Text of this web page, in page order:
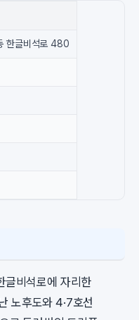
한글비석로 480
글비석로에 자리한
노후도와 4·7호선